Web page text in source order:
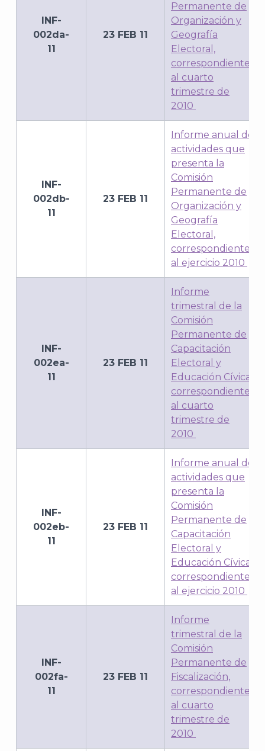
INF-
002da-
11
23 FEB 11
Permanente de
Organización y
Geografía
Electoral,
correspondiente
al cuarto
trimestre de
2010
INF-
002db-
11
23 FEB 11
Informe anual de
actividades que
presenta la
Comisión
Permanente de
Organización y
Geografía
Electoral,
correspondiente
al ejercicio 2010
INF-
002ea-
11
23 FEB 11
Informe
trimestral de la
Comisión
Permanente de
Capacitación
Electoral y
Educación Cívica,
correspondiente
al cuarto
trimestre de
2010
INF-
002eb-
11
23 FEB 11
Informe anual de
actividades que
presenta la
Comisión
Permanente de
Capacitación
Electoral y
Educación Cívica,
correspondiente
al ejercicio 2010
INF-
002fa-
11
23 FEB 11
Informe
trimestral de la
Comisión
Permanente de
Fiscalización,
correspondiente
al cuarto
trimestre de
2010